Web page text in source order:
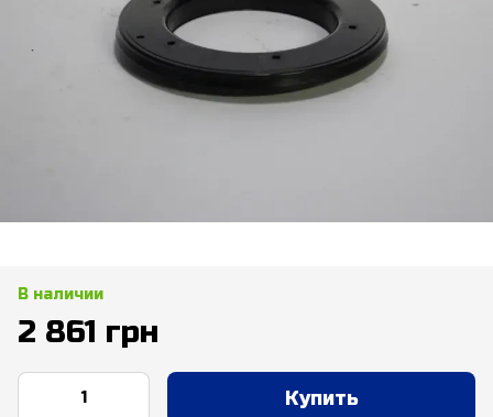
В наличии
2 861 грн
Купить